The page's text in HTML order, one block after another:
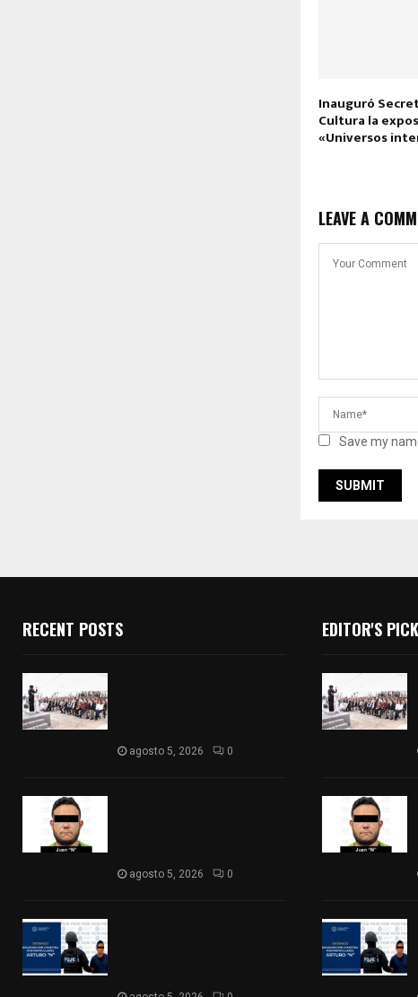
Inauguró
Cultura la
«Universos
LEAVE A
Save my
RECENT POSTS
agosto 5, 2026 0
agosto 5, 2026 0
EDITOR'S